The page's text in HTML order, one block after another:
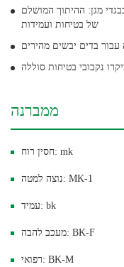
מגן: ההיתוך המושלם
של בטיחות ועמידות
עבור בדים יבשים מהירים
נקבובי בטיחות סוללה
ממברנה
חסין רוח: mk
נוצה למטה: MK-1
עמיד: bk
מעכב להבה: BK-F
רפואי: BK-M